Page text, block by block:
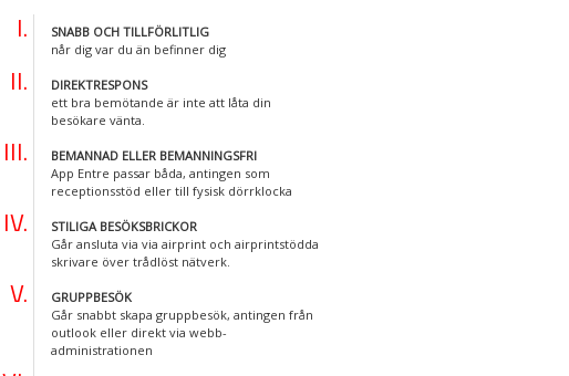
SNABB OCH TILLFÖRLITLIG
når dig var du än befinner dig
DIREKTRESPONS
ett bra bemötande är inte att låta din
besökare vänta.
BEMANNAD ELLER BEMANNINGSFRI
App Entre passar båda, antingen som
receptionsstöd eller till fysisk dörrklocka
STILIGA BESÖKSBRICKOR
Går ansluta via via airprint och airprintstödda
skrivare över trådlöst nätverk.
GRUPPBESÖK
Går snabbt skapa gruppbesök, antingen från
outlook eller direkt via webb-
administrationen